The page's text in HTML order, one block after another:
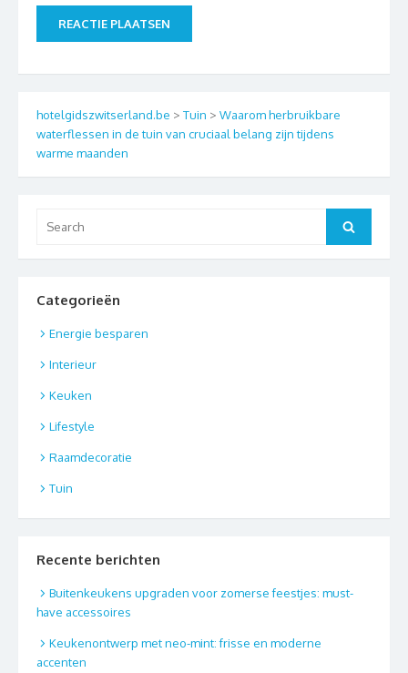
hotelgidszwitserland.be > Tuin > Waarom herbruikbare
waterflessen in de tuin van cruciaal belang zijn tijdens
warme maanden
for:
Search
Categorieën
Energie besparen
Interieur
Keuken
Lifestyle
Raamdecoratie
Tuin
Recente berichten
Buitenkeukens upgraden voor zomerse feestjes: must-
have accessoires
Keukenontwerp met neo-mint: frisse en moderne
accenten